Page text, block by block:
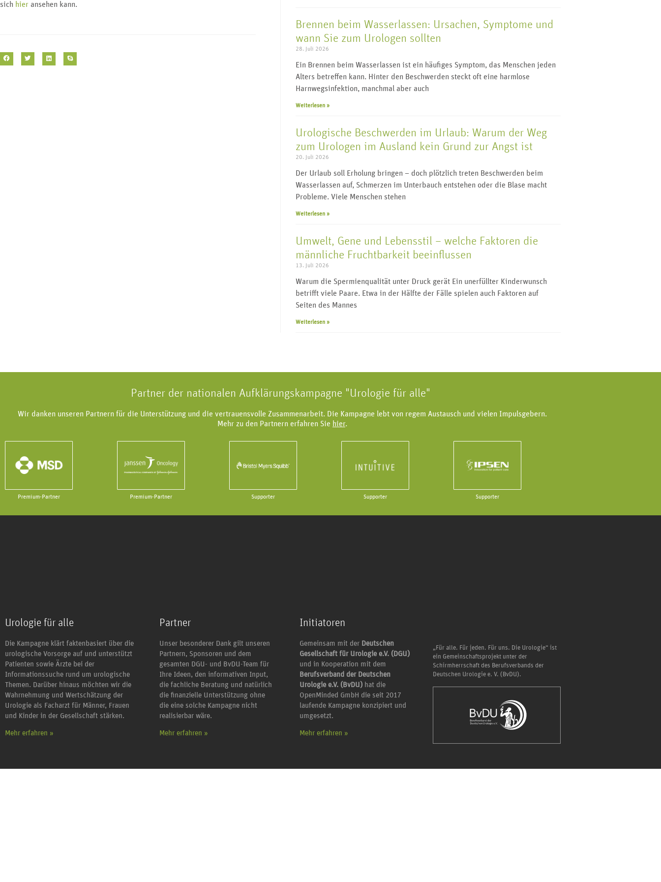
sich hier ansehen kann.
Brennen beim Wasserlassen: Ursachen, Symptome und
wann Sie zum Urologen sollten
28. Juli 2026
Ein Brennen beim Wasserlassen ist ein häufiges Symptom, das Menschen jeden
Alters betreffen kann. Hinter den Beschwerden steckt oft eine harmlose
Harnwegsinfektion, manchmal aber auch
Weiterlesen »
Urologische Beschwerden im Urlaub: Warum der Weg
zum Urologen im Ausland kein Grund zur Angst ist
20. Juli 2026
Der Urlaub soll Erholung bringen – doch plötzlich treten Beschwerden beim
Wasserlassen auf, Schmerzen im Unterbauch entstehen oder die Blase macht
Probleme. Viele Menschen stehen
Weiterlesen »
Umwelt, Gene und Lebensstil – welche Faktoren die
männliche Fruchtbarkeit beeinflussen
13. Juli 2026
Warum die Spermienqualität unter Druck gerät Ein unerfüllter Kinderwunsch
betrifft viele Paare. Etwa in der Hälfte der Fälle spielen auch Faktoren auf
Seiten des Mannes
Weiterlesen »
Partner der nationalen Aufklärungskampagne "Urologie für alle"
Wir danken unseren Partnern für die Unterstützung und die vertrauensvolle Zusammenarbeit. Die Kampagne lebt von regem Austausch und vielen Impulsgebern.
Mehr zu den Partnern erfahren Sie hier.
Premium-Partner Premium-Partner Supporter Supporter Supporter
Urologie für alle
Die Kampagne klärt faktenbasiert über die
urologische Vorsorge auf und unterstützt
Patienten sowie Ärzte bei der
Informationssuche rund um urologische
Themen. Darüber hinaus möchten wir die
Wahrnehmung und Wertschätzung der
Urologie als Facharzt für Männer, Frauen
und Kinder in der Gesellschaft stärken.
Mehr erfahren »
Partner
Unser besonderer Dank gilt unseren
Partnern, Sponsoren und dem
gesamten DGU- und BvDU-Team für
Ihre Ideen, den informativen Input,
die fachliche Beratung und natürlich
die finanzielle Unterstützung ohne
die eine solche Kampagne nicht
realisierbar wäre.
Mehr erfahren »
Initiatoren
Gemeinsam mit der Deutschen
Gesellschaft für Urologie e.V. (DGU)
und in Kooperation mit dem
Berufsverband der Deutschen
Urologie e.V. (BvDU)hat die
OpenMinded GmbH die seit 2017
laufende Kampagne konzipiert und
umgesetzt.
Mehr erfahren »
„Für alle. Für jeden. Für uns. Die Urologie“ ist
ein Gemeinschaftsprojekt unter der
Schirmherrschaft des Berufsverbands der
Deutschen Urologie e. V. (BvDU).